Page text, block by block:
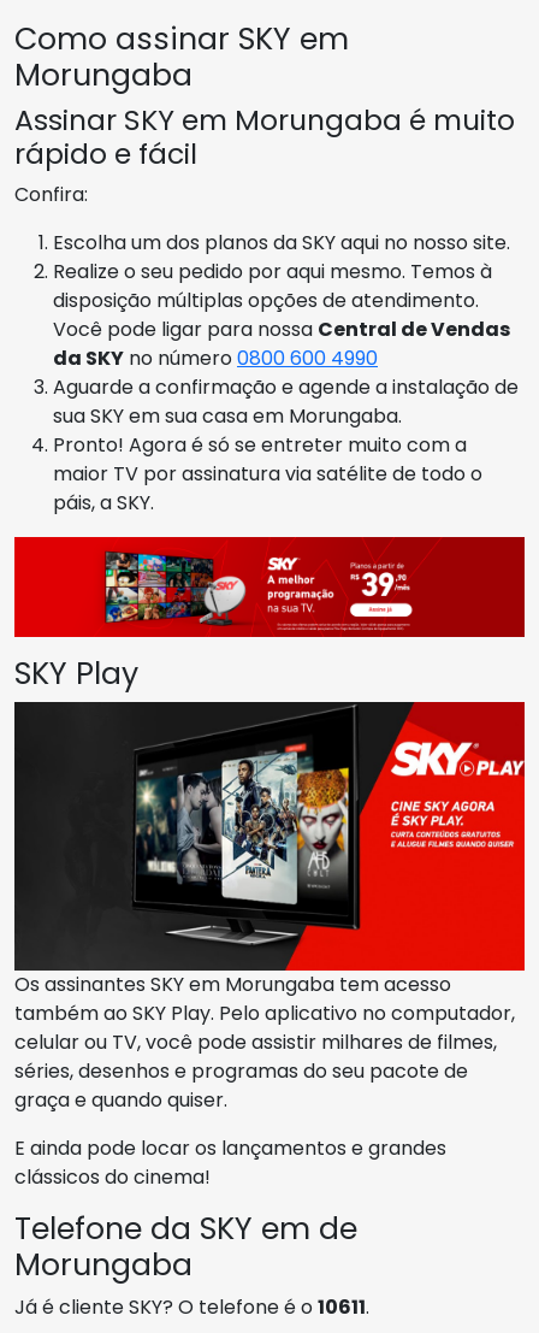
Como assinar SKY em
Morungaba
Assinar SKY em Morungaba é muito
rápido e fácil
Confira:
Escolha um dos planos da SKY aqui no nosso site.
Realize o seu pedido por aqui mesmo. Temos à
disposição múltiplas opções de atendimento.
Você pode ligar para nossa Central de Vendas
da SKY no número0800 600 4990
Aguarde a confirmação e agende a instalação de
sua SKY em sua casa em Morungaba.
Pronto! Agora é só se entreter muito com a
maior TV por assinatura via satélite de todo o
páis, a SKY.
SKY Play
Os assinantes SKY em Morungaba tem acesso
também ao SKY Play. Pelo aplicativo no computador,
celular ou TV, você pode assistir milhares de filmes,
séries, desenhos e programas do seu pacote de
graça e quando quiser.
E ainda pode locar os lançamentos e grandes
clássicos do cinema!
Telefone da SKY em de
Morungaba
Já é cliente SKY? O telefone é o10611.